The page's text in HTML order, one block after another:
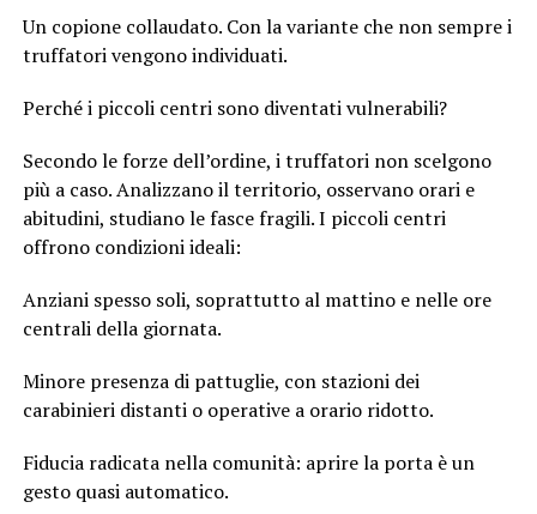
Un copione collaudato. Con la variante che non sempre i
truffatori vengono individuati.
Perché i piccoli centri sono diventati vulnerabili?
Secondo le forze dell’ordine, i truffatori non scelgono
più a caso. Analizzano il territorio, osservano orari e
abitudini, studiano le fasce fragili. I piccoli centri
offrono condizioni ideali:
Anziani spesso soli, soprattutto al mattino e nelle ore
centrali della giornata.
Minore presenza di pattuglie, con stazioni dei
carabinieri distanti o operative a orario ridotto.
Fiducia radicata nella comunità: aprire la porta è un
gesto quasi automatico.